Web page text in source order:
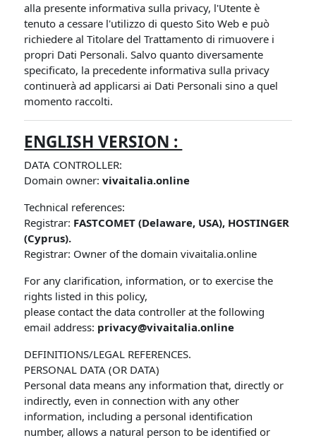
alla presente informativa sulla privacy, l'Utente è
tenuto a cessare l'utilizzo di questo Sito Web e può
richiedere al Titolare del Trattamento di rimuovere i
propri Dati Personali. Salvo quanto diversamente
specificato, la precedente informativa sulla privacy
continuerà ad applicarsi ai Dati Personali sino a quel
momento raccolti.
ENGLISH VERSION :
DATA CONTROLLER:
Domain owner:vivaitalia.online
Technical references:
Registrar: FASTCOMET (Delaware, USA), HOSTINGER
(Cyprus).
Registrar: Owner of the domain vivaitalia.online
For any clarification, information, or to exercise the
rights listed in this policy,
please contact the data controller at the following
email address: privacy@vivaitalia.online
DEFINITIONS/LEGAL REFERENCES.
PERSONAL DATA (OR DATA)
Personal data means any information that, directly or
indirectly, even in connection with any other
information, including a personal identification
number, allows a natural person to be identified or